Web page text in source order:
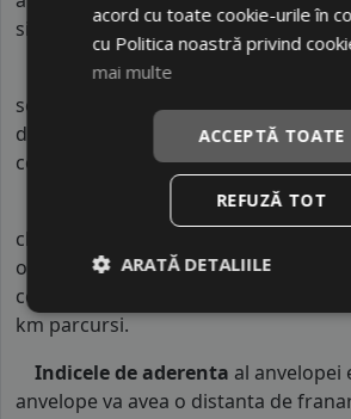
siguranta.
Indicele de sarcina
semnifica faptul ca anvelopa poate
de incarcare maxima de 500 kg pe
conditii de siguranta.
Indicele de consumesteE. Acest
clasa de consum de carburant al
o anvelopa cu clasa B si o alta din
combustibil creste cu aproximativ 1
km parcursi.
Indicele de aderenta al anvelopei
anvelope va avea o distanta de
acord cu toate cookie-urile în
cu Politica noastră privind
mai multe
ACCEPTĂ TOATE
REFUZĂ TOT
ARATĂ DETALIILE